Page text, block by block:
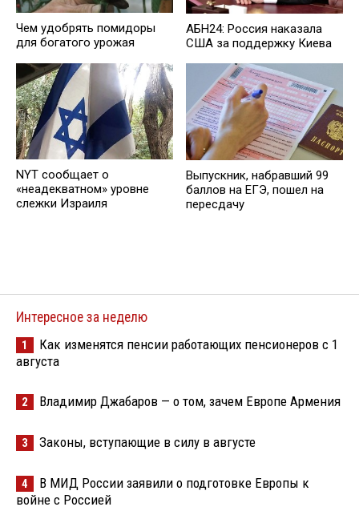
Чем удобрять помидоры
для богатого урожая
АБН24: Россия наказала
США за поддержку Киева
NYT сообщает о
«неадекватном» уровне
слежки Израиля
Выпускник, набравший 99
баллов на ЕГЭ, пошел на
пересдачу
Интересное за неделю
1
Как изменятся пенсии работающих пенсионеров с 1
августа
2 Владимир Джабаров — о том, зачем Европе Армения
3 Законы, вступающие в силу в августе
4
В МИД России заявили о подготовке Европы к
войне с Россией